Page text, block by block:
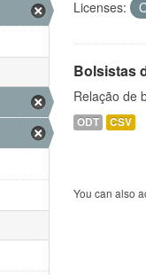
Licenses:
Bolsistas
Relação de
ODT CSV
You can also